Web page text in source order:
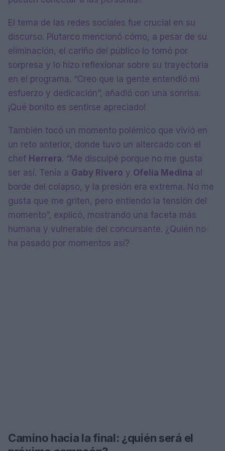
El tema de las redes sociales fue crucial en su
discurso. Plutarco mencionó cómo, a pesar de su
eliminación, el cariño del público lo tomó por
sorpresa y lo hizo reflexionar sobre su trayectoria
en el programa. “Creo que la gente entendió mi
esfuerzo y dedicación”, añadió con una sonrisa.
¡Qué bonito es sentirse apreciado!
También tocó un momento polémico que vivió en
un reto anterior, donde tuvo un altercado con el
chef Herrera. “Me disculpé porque no me gusta
ser así. Tenía a Gaby Rivero y Ofelia Medina al
borde del colapso, y la presión era extrema. No me
gusta que me griten, pero entiendo la tensión del
momento”, explicó, mostrando una faceta más
humana y vulnerable del concursante. ¿Quién no
ha pasado por momentos así?
Camino hacia la final: ¿quién será el